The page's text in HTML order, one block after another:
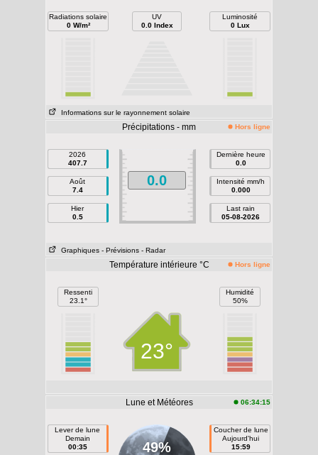
Radiations solaire
0 W/m²
UV
0.0 Index
Luminosité
0 Lux
Informations sur le rayonnement solaire
Précipitations - mm Hors ligne
2026
407.7
Août
7.4
Hier
0.5
0.0
Dernière heure
0.0
Intensité mm/h
0.000
Last rain
05-08-2026
Graphiques - Prévisions - Radar
Température intérieure °C Hors ligne
Ressenti
23.1°
23°
Humidité
50%
Lune et Météores 06:34:15
Lever de lune
Demain
00:35
49%
Coucher de lune
Aujourd'hui
15:59